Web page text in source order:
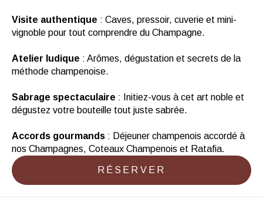
Visite authentique : Caves, pressoir, cuverie et mini-
vignoble pour tout comprendre du Champagne.
Atelier ludique : Arômes, dégustation et secrets de la
méthode champenoise.
‍Sabrage spectaculaire : Initiez-vous à cet art noble et
dégustez votre bouteille tout juste sabrée.
Accords gourmands : Déjeuner champenois accordé à
nos Champagnes, Coteaux Champenois et Ratafia.
RÉSERVER